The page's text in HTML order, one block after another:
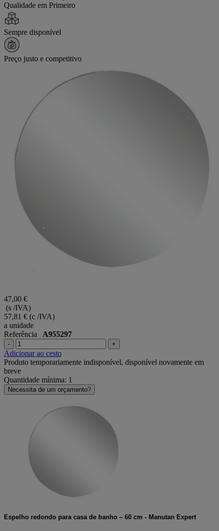
Qualidade em Primeiro
Sempre disponível
Preço justo e competitivo
47,00 €
(s /IVA)
57,81 € (c /IVA)
a unidade
Referência A955297
- +
Adicionar ao cesto
Produto temporariamente indisponível, disponível novamente em
breve
Quantidade mínima: 1
Necessita de um orçamento?
Espelho redondo para casa de banho – 60 cm - Manutan Expert